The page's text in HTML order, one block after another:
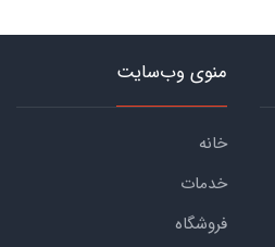
منوی وب‌سایت
خانه
خدمات
فروشگاه